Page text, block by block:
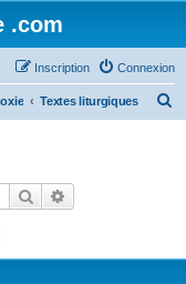
.com
Connexion
Inscription
Textes liturgiques
c
Rechercher